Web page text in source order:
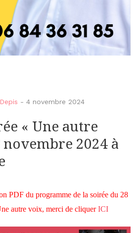
- 4 novembre 2024
« Une autre
2024 à
PDF du programme de la soirée du 28
autre voix, merci de cliquerICI